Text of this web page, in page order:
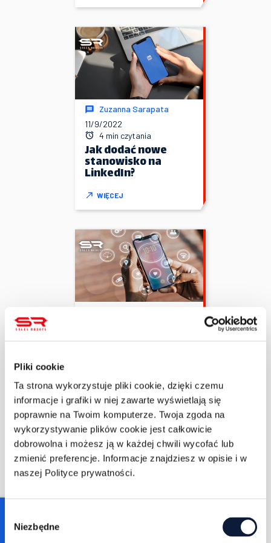
Pliki cookie
Ta strona wykorzystuje pliki cookie, dzięki czemu
informacje i grafiki w niej zawarte wyświetlają się
poprawnie na Twoim komputerze. Twoja zgoda na
wykorzystywanie plików cookie jest całkowicie
dobrowolna i możesz ją w każdej chwili wycofać lub
zmienić preferencje. Informacje znajdziesz w opisie i w
naszej Polityce prywatności.
Selection
Niezbędne
Zuzanna Sarapata
11/9/2022
4 min czytania
Jak dodać nowe
stanowisko na
LinkedIn?
WIĘCEJ
WIĘCEJ